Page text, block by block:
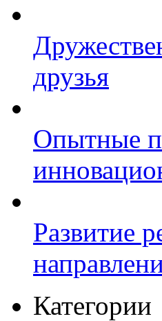
друзья
Опытные
Развитие
Категории